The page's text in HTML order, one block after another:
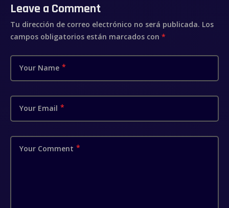
Leave a Comment
Tu dirección de correo electrónico no será publicada. Los
campos obligatorios están marcados con *
Your Name
Your Email
Your Comment